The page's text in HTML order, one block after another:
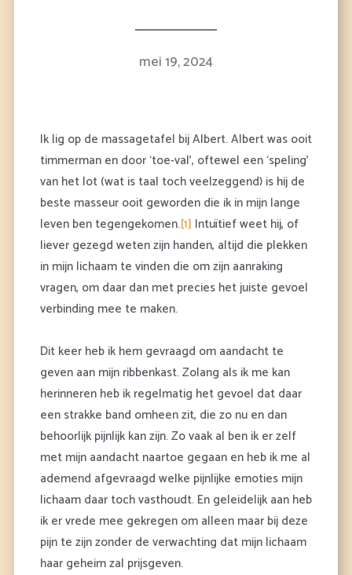
mei 19, 2024
Ik lig op de massagetafel bij Albert. Albert was ooit
timmerman en door ‘toe-val’, oftewel een ‘speling’
van het lot (wat is taal toch veelzeggend) is hij de
beste masseur ooit geworden die ik in mijn lange
leven ben tegengekomen.[1] Intuïtief weet hij, of
liever gezegd weten zijn handen, altijd die plekken
in mijn lichaam te vinden die om zijn aanraking
vragen, om daar dan met precies het juiste gevoel
verbinding mee te maken.
Dit keer heb ik hem gevraagd om aandacht te
geven aan mijn ribbenkast. Zolang als ik me kan
herinneren heb ik regelmatig het gevoel dat daar
een strakke band omheen zit, die zo nu en dan
behoorlijk pijnlijk kan zijn. Zo vaak al ben ik er zelf
met mijn aandacht naartoe gegaan en heb ik me al
ademend afgevraagd welke pijnlijke emoties mijn
lichaam daar toch vasthoudt. En geleidelijk aan heb
ik er vrede mee gekregen om alleen maar bij deze
pijn te zijn zonder de verwachting dat mijn lichaam
haar geheim zal prijsgeven.